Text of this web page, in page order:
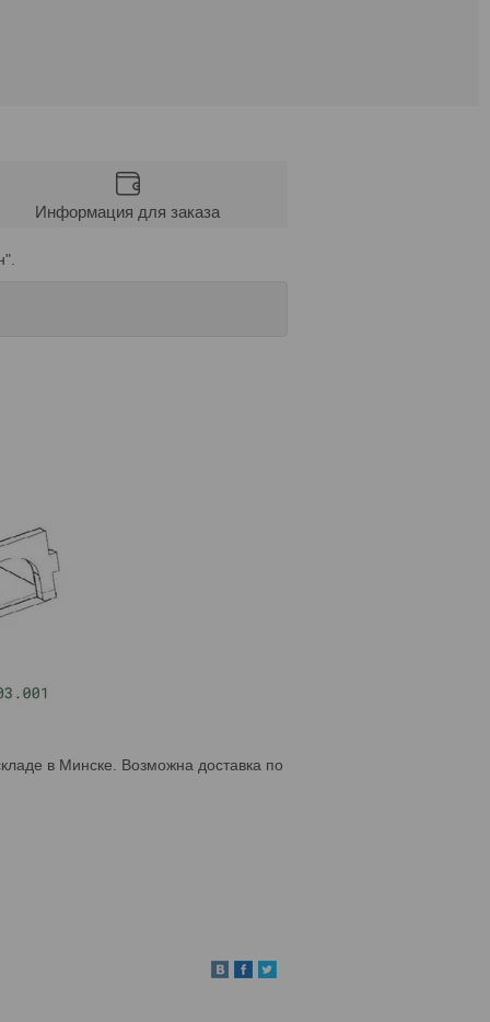
Информация для заказа
в Минске. Возможна доставка по